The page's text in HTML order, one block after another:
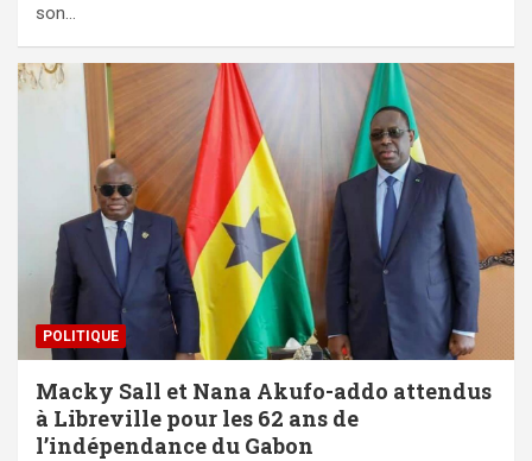
son…
POLITIQUE
Macky Sall et Nana Akufo-addo attendus
à Libreville pour les 62 ans de
l’indépendance du Gabon